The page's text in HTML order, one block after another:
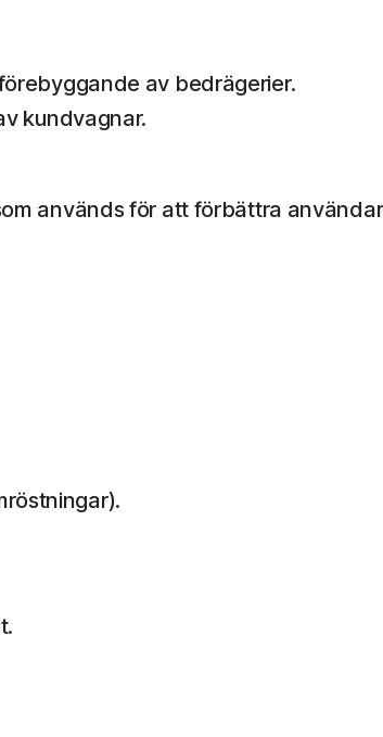
av bedrägerier.
kundvagnar.
används för att förbättra